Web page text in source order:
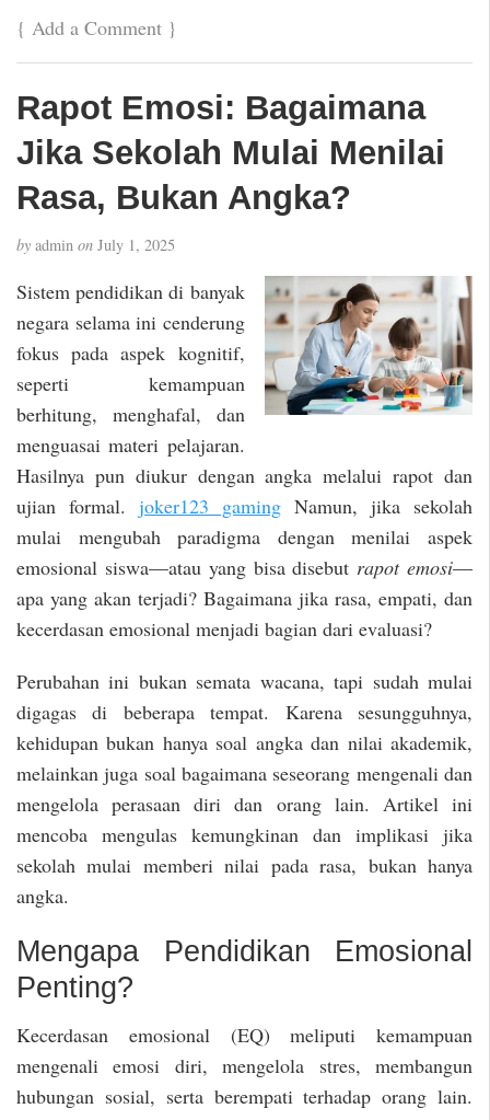
{ Add a Comment }
Rapot Emosi: Bagaimana
Jika Sekolah Mulai Menilai
Rasa, Bukan Angka?
by admin on July 1, 2025
Sistem pendidikan di banyak
negara selama ini cenderung
fokus pada aspek kognitif,
seperti kemampuan
berhitung, menghafal, dan
menguasai materi pelajaran.
Hasilnya pun diukur dengan angka melalui rapot dan
ujian formal. joker123 gaming Namun, jika sekolah
mulai mengubah paradigma dengan menilai aspek
emosional siswa—atau yang bisa disebut rapot emosi—
apa yang akan terjadi? Bagaimana jika rasa, empati, dan
kecerdasan emosional menjadi bagian dari evaluasi?
Perubahan ini bukan semata wacana, tapi sudah mulai
digagas di beberapa tempat. Karena sesungguhnya,
kehidupan bukan hanya soal angka dan nilai akademik,
melainkan juga soal bagaimana seseorang mengenali dan
mengelola perasaan diri dan orang lain. Artikel ini
mencoba mengulas kemungkinan dan implikasi jika
sekolah mulai memberi nilai pada rasa, bukan hanya
angka.
Mengapa Pendidikan Emosional
Penting?
Kecerdasan emosional (EQ) meliputi kemampuan
mengenali emosi diri, mengelola stres, membangun
hubungan sosial, serta berempati terhadap orang lain.